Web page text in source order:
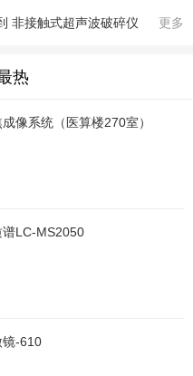
非接触式超声波破碎仪
期值班表
医算楼（西区田径场新楼）二楼（206室）新到一台落地式超离和一台高速冷冻离心机
训安排
排
假值班表
更多
热
像系统（医算楼270室）
LC-MS2050
镜-610